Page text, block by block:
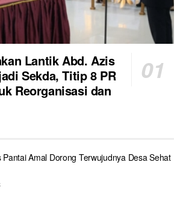
Lantik Abd. Azis
Sekda, Titip 8 PR
Reorganisasi dan
Pantai Amal Dorong Terwujudnya Desa Sehat